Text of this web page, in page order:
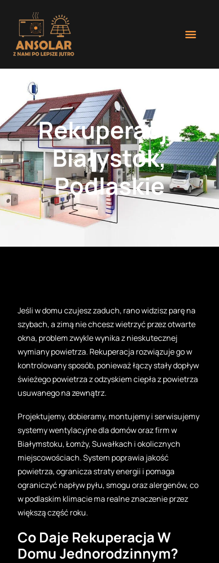
Rekuperacja
Białystok,
Podlaskie
Jeśli w domu czujesz zaduch, rano widzisz parę na
szybach, a zimą nie chcesz wietrzyć przez otwarte
okna, problem zwykle wynika z nieskutecznej
wymiany powietrza. Rekuperacja rozwiązuje go w
kontrolowany sposób, ponieważ łączy stały dopływ
świeżego powietrza z odzyskiem ciepła z powietrza
usuwanego na zewnątrz.
Projektujemy, dobieramy, montujemy i serwisujemy
systemy wentylacyjne dla domów oraz firm w
Białymstoku, Łomży, Suwałkach i okolicznych
miejscowościach. System poprawia jakość
powietrza, ogranicza straty energii i pomaga
ograniczyć napływ pyłu, smogu oraz alergenów, co
w podlaskim klimacie ma realne znaczenie przez
większą część roku.
Co Daje Rekuperacja W
Domu Jednorodzinnym?